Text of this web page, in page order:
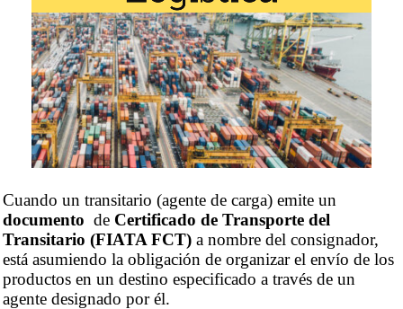
Cuando un transitario (agente de carga) emite un
documento de Certificado de Transporte del
Transitario (FIATA FCT) a nombre del consignador,
está asumiendo la obligación de organizar el envío de los
productos en un destino especificado a través de un
agente designado por él.